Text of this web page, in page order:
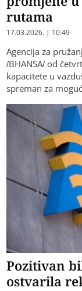
rutama
17.03.2026. | 10:49
Agencija za
/BHANSA/ od
kapacitete u
spreman za
Pozitivan
ostvarila